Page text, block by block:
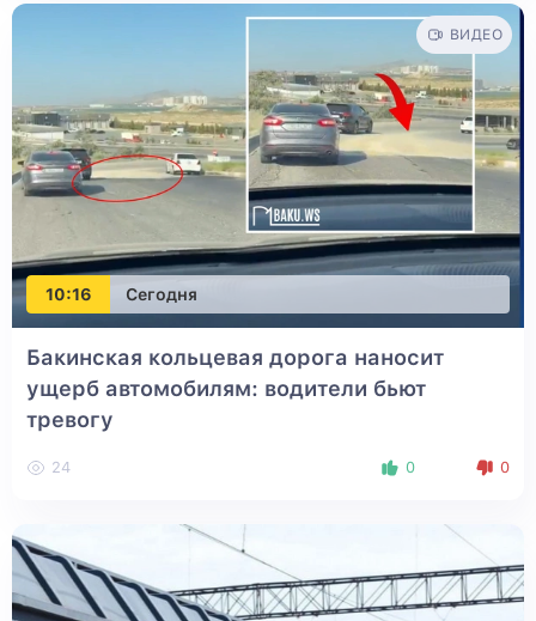
10:16 Сегодня
ВИДЕО
Бакинская кольцевая дорога наносит
ущерб автомобилям: водители бьют
тревогу
24 0 0